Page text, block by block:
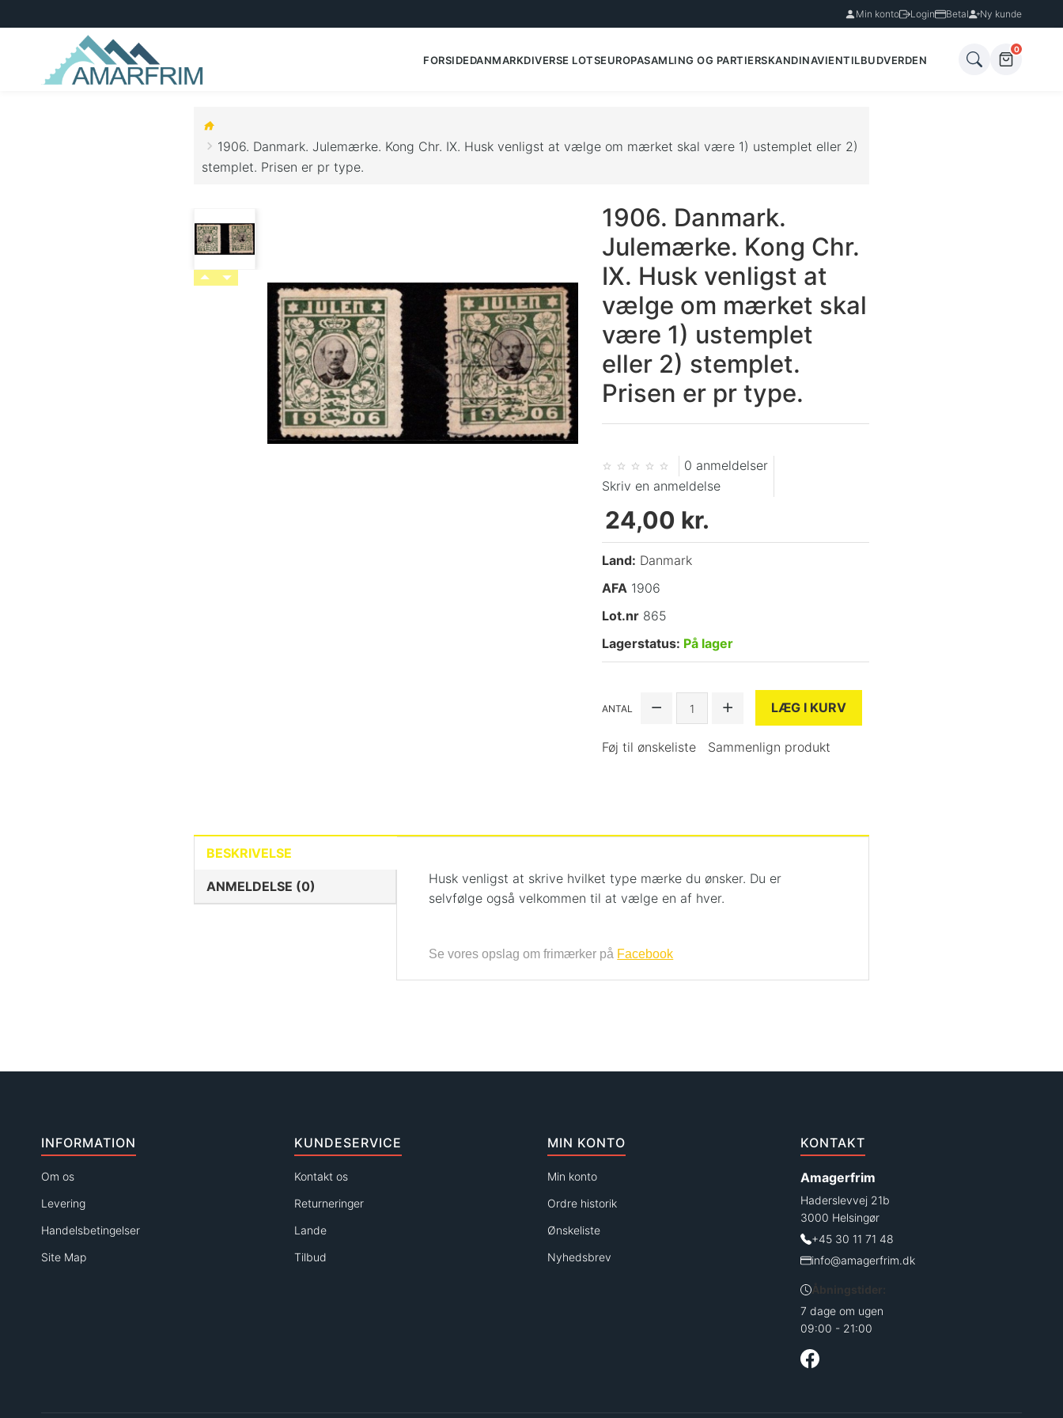
Min konto Login Betal Ny kunde
FORSIDEDANMARKDIVERSE LOTSEUROPASAMLING OG PARTIERSKANDINAVIENTILBUDVERDEN
0
1906. Danmark. Julemærke. Kong Chr. IX. Husk venligst at vælge om mærket skal være 1) ustemplet eller 2)
stemplet. Prisen er pr type.
1906. Danmark.
Julemærke. Kong Chr.
IX. Husk venligst at
vælge om mærket skal
være 1) ustemplet
eller 2) stemplet.
Prisen er pr type.
0 anmeldelser
Skriv en anmeldelse
24,00 kr.
Land: Danmark
AFA 1906
Lot.nr 865
Lagerstatus: På lager
ANTAL LÆG I KURV
Føj til ønskeliste Sammenlign produkt
BESKRIVELSE
ANMELDELSE (0)
Husk venligst at skrive hvilket type mærke du ønsker. Du er
selvfølge også velkommen til at vælge en af hver.
Se vores opslag om frimærker på Facebook
INFORMATION
Om os
Levering
Handelsbetingelser
Site Map
KUNDESERVICE
Kontakt os
Returneringer
Lande
Tilbud
MIN KONTO
Min konto
Ordre historik
Ønskeliste
Nyhedsbrev
KONTAKT
Amagerfrim
Haderslevvej 21b
3000 Helsingør
+45 30 11 71 48
info@amagerfrim.dk
Åbningstider:
7 dage om ugen
09:00 - 21:00